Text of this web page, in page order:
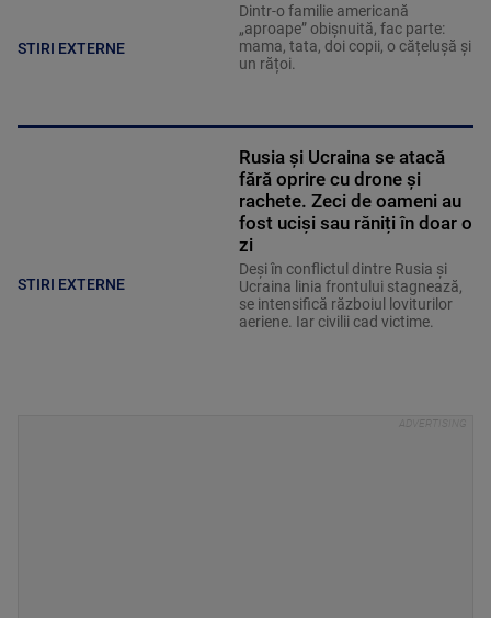
STIRI EXTERNE
Dintr-o familie americană
„aproape” obișnuită, fac parte:
mama, tata, doi copii, o cățelușă și
un rățoi.
STIRI EXTERNE
Rusia și Ucraina se atacă
fără oprire cu drone și
rachete. Zeci de oameni au
fost uciși sau răniți în doar o
zi
Deși în conflictul dintre Rusia și
Ucraina linia frontului stagnează,
se intensifică războiul loviturilor
aeriene. Iar civilii cad victime.